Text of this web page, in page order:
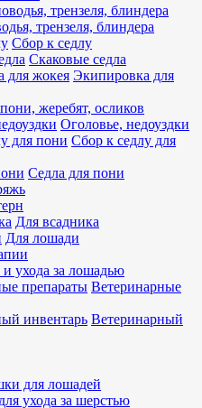
трензеля, блиндера
Сбор к седлу
Скаковые седла
Экипировка для
жеребят, осликов
Оголовье, недоуздки
Сбор к седлу для
Седла для пони
Для всадника
Для лошади
и ухода за лошадью
Ветеринарные
Ветеринарный
для лошадей